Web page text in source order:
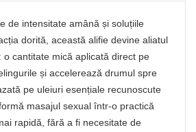
de intensitate amână și soluțiile
dorită, această alifie devine aliatul
o cantitate mică aplicată direct pe
și accelerează drumul spre
pe uleiuri esențiale recunoscute
masajul sexual într‑o practică
rapidă, fără a fi necesitate de